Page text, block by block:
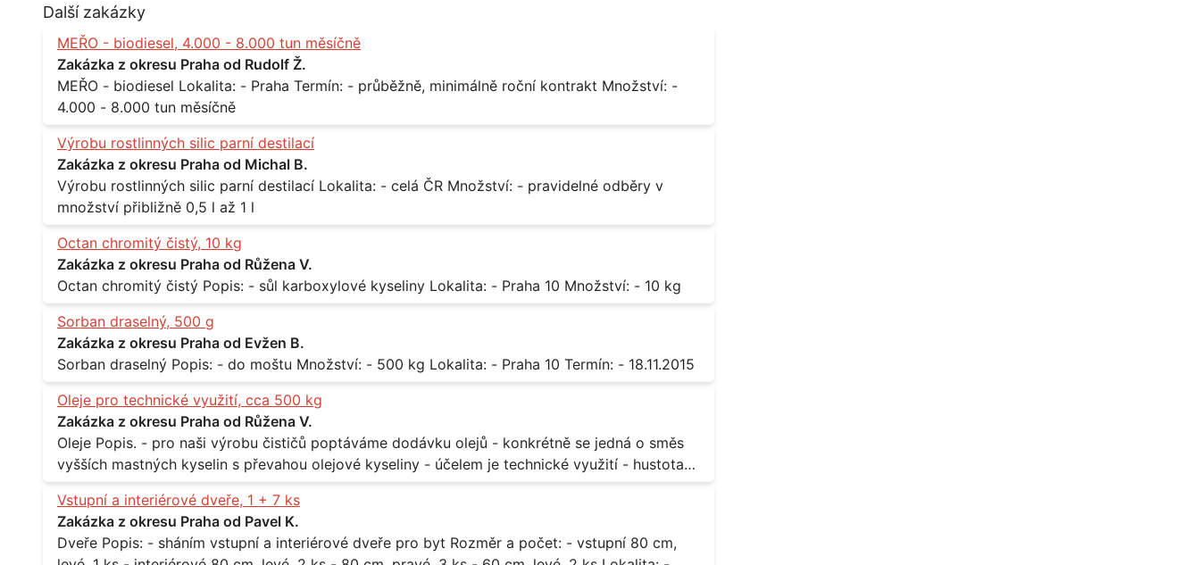
Další zakázky
MEŘO - biodiesel, 4.000 - 8.000 tun měsíčně
Zakázka z okresu Praha od Rudolf Ž.
MEŘO - biodiesel Lokalita: - Praha Termín: - průběžně, minimálně roční kontrakt Množství: -
4.000 - 8.000 tun měsíčně
Výrobu rostlinných silic parní destilací
Zakázka z okresu Praha od Michal B.
Výrobu rostlinných silic parní destilací Lokalita: - celá ČR Množství: - pravidelné odběry v
množství přibližně 0,5 l až 1 l
Octan chromitý čistý, 10 kg
Zakázka z okresu Praha od Růžena V.
Octan chromitý čistý Popis: - sůl karboxylové kyseliny Lokalita: - Praha 10 Množství: - 10 kg
Sorban draselný, 500 g
Zakázka z okresu Praha od Evžen B.
Sorban draselný Popis: - do moštu Množství: - 500 kg Lokalita: - Praha 10 Termín: - 18.11.2015
Oleje pro technické využití, cca 500 kg
Zakázka z okresu Praha od Růžena V.
Oleje Popis. - pro naši výrobu čističů poptáváme dodávku olejů - konkrétně se jedná o směs
vyšších mastných kyselin s převahou olejové kyseliny - účelem je technické využití - hustota
při 20°C - cca 870 kg / m3 Balení: - po 190 kg v sudu Množství: - cca 500 kg - roční spotřeba
Lokalita: - Praha
Vstupní a interiérové dveře, 1 + 7 ks
Zakázka z okresu Praha od Pavel K.
Dveře Popis: - sháním vstupní a interiérové dveře pro byt Rozměr a počet: - vstupní 80 cm,